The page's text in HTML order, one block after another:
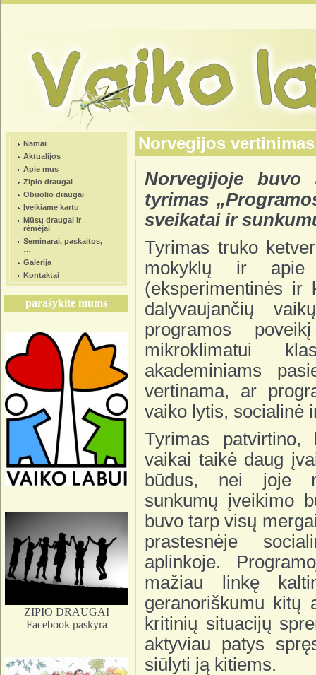
Namai
Aktualijos
Apie mus
Zipio draugai
Obuolio draugai
Įveikiame kartu
Mūsų draugai ir
rėmėjai
Seminarai, paskaitos,
…
Galerija
Kontaktai
parašykite mums
ZIPIO DRAUGAI
Facebook paskyra
Norvegijos vertinimas
Norvegijoje buvo
tyrimas
sveikatai ir
Tyrimas truko
mokyklų ir apie
(eksperimentinės ir
dalyvaujančių
programos
mikroklimatui
akademiniams
vertinama, ar
vaiko lytis, socialinė
Tyrimas patvirtino,
vaikai taikė daug
būdus, nei joje
sunkumų įveikimo
buvo tarp visų
prastesnėje
aplinkoje.
mažiau linkę
geranoriškumu kitų
kritinių situacijų
aktyviau patys
siūlyti ją kitiems.